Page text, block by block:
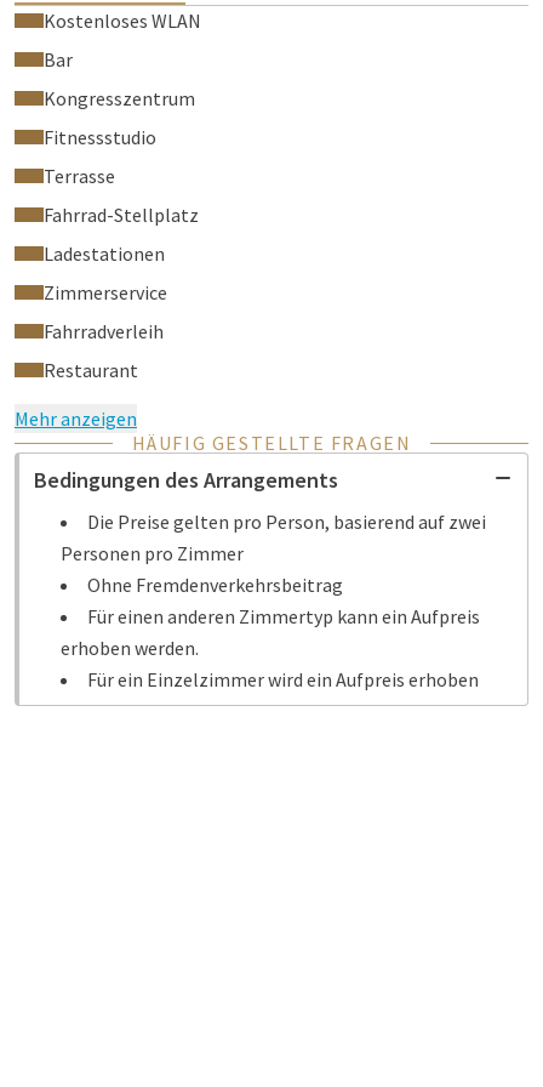
Kostenloses WLAN
Bar
Kongresszentrum
Fitnessstudio
Terrasse
Fahrrad-Stellplatz
Ladestationen
Zimmerservice
Fahrradverleih
Restaurant
Mehr anzeigen
HÄUFIG GESTELLTE FRAGEN
Bedingungen des Arrangements
Die Preise gelten pro Person, basierend auf zwei
Personen pro Zimmer
Ohne Fremdenverkehrsbeitrag
Für einen anderen Zimmertyp kann ein Aufpreis
erhoben werden.
Für ein Einzelzimmer wird ein Aufpreis erhoben